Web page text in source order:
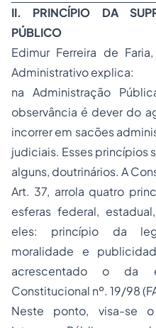
II. PRINCÍPIO DA
PÚBLICO
Edimur Ferreira de
Administrativoexplica:
na Administração
observância é dever do
incorrer em sacões
judiciais. Esses princípios
alguns, doutrinários. A
Art. 37, arrola quatro
esferas federal,
eles: princípio da
moralidade e
acrescentado o da
Constitucional nº. 19/98
Neste ponto, visa-se